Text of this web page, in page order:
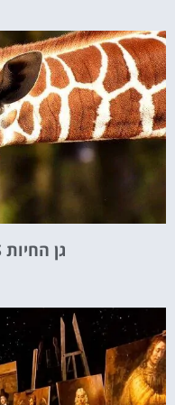
גן החיות ARTIS אמסטרדם